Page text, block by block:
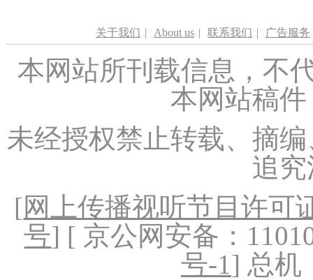
关于我们 | About us | 联系我们 | 广告服务
本网站所刊载信息，不
本网站稿
未经授权禁止转载、摘
追
[网上传播视听节目许可
号] [ 京公网安备：
号-1] 总机